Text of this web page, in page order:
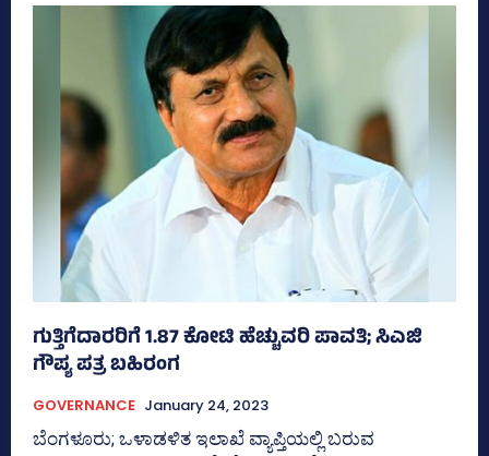
ಗುತ್ತಿಗೆದಾರರಿಗೆ 1.87 ಕೋಟಿ ಹೆಚ್ಚುವರಿ ಪಾವತಿ; ಸಿಎಜಿ
ಗೌಪ್ಯ ಪತ್ರ ಬಹಿರಂಗ
GOVERNANCE January 24, 2023
ಬೆಂಗಳೂರು; ಒಳಾಡಳಿತ ಇಲಾಖೆ ವ್ಯಾಪ್ತಿಯಲ್ಲಿ ಬರುವ